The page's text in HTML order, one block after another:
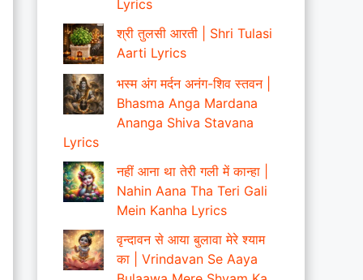
Lyrics
श्री तुलसी आरती | Shri Tulasi
Aarti Lyrics
भस्म अंग मर्दन अनंग-शिव स्तवन |
Bhasma Anga Mardana
Ananga Shiva Stavana
Lyrics
नहीं आना था तेरी गली में कान्हा |
Nahin Aana Tha Teri Gali
Mein Kanha Lyrics
वृन्दावन से आया बुलावा मेरे श्याम
का | Vrindavan Se Aaya